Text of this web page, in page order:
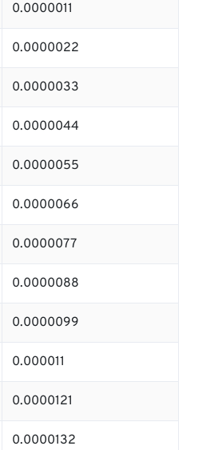
0.0000011
0.0000022
0.0000033
0.0000044
0.0000055
0.0000066
0.0000077
0.0000088
0.0000099
0.000011
0.0000121
0.0000132